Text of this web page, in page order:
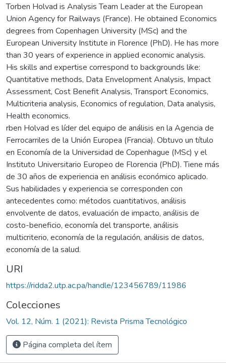
Torben Holvad is Analysis Team Leader at the European
Union Agency for Railways (France). He obtained Economics
degrees from Copenhagen University (MSc) and the
European University Institute in Florence (PhD). He has more
than 30 years of experience in applied economic analysis.
His skills and expertise correspond to backgrounds like:
Quantitative methods, Data Envelopment Analysis, Impact
Assessment, Cost Benefit Analysis, Transport Economics,
Multicriteria analysis, Economics of regulation, Data analysis,
Health economics.
rben Holvad es líder del equipo de análisis en la Agencia de
Ferrocarriles de la Unión Europea (Francia). Obtuvo un título
en Economía de la Universidad de Copenhague (MSc) y el
Instituto Universitario Europeo de Florencia (PhD). Tiene más
de 30 años de experiencia en análisis económico aplicado.
Sus habilidades y experiencia se corresponden con
antecedentes como: métodos cuantitativos, análisis
envolvente de datos, evaluación de impacto, análisis de
costo-beneficio, economía del transporte, análisis
multicriterio, economía de la regulación, análisis de datos,
economía de la salud.
URI
https://ridda2.utp.ac.pa/handle/123456789/11986
Colecciones
Vol. 12, Núm. 1 (2021): Revista Prisma Tecnológico
Página completa del ítem